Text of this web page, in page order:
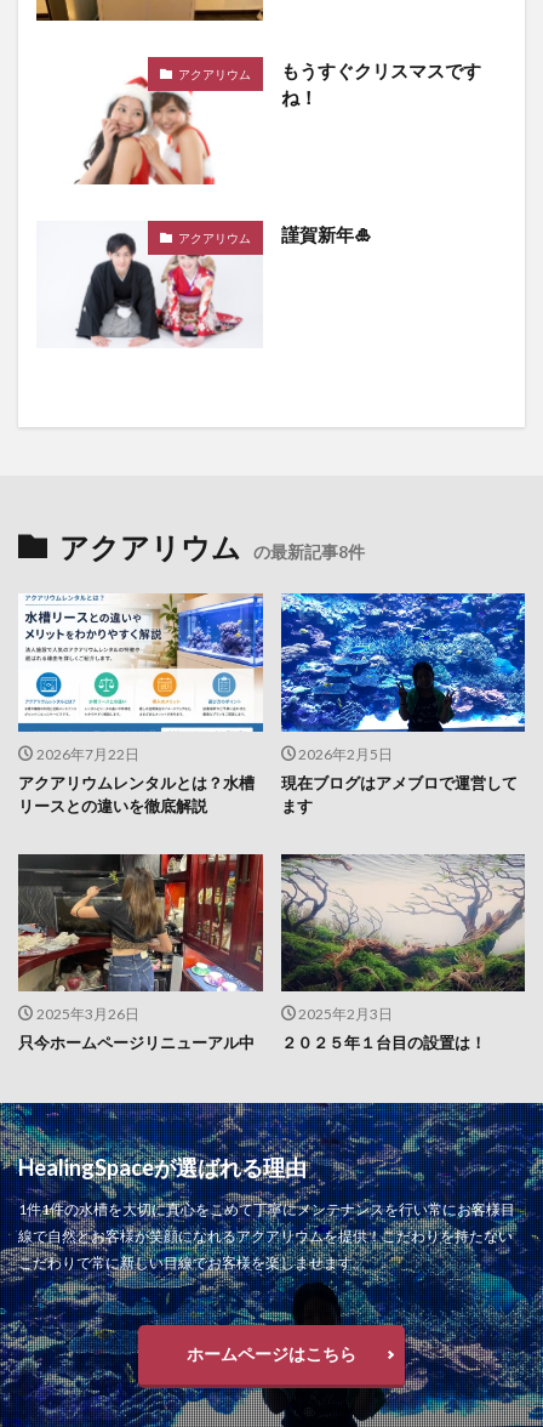
アクアリウム
もうすぐクリスマスです
ね！
アクアリウム 謹賀新年🎍
アクアリウム の最新記事8件
2026年7月22日
アクアリウムレンタルとは？水槽
リースとの違いを徹底解説
2026年2月5日
現在ブログはアメブロで運営して
ます
2025年3月26日
只今ホームページリニューアル中
2025年2月3日
２０２５年１台目の設置は！
HealingSpaceが選ばれる理由
1件1件の水槽を大切に真心をこめて丁寧にメンテナンスを行い常にお客様目
線で自然とお客様が笑顔になれるアクアリウムを提供！こだわりを持たない
こだわりで常に新しい目線でお客様を楽しませます。
ホームページはこちら